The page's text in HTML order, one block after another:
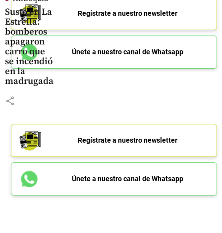
Susto en La
Estrella:
bomberos
apagaron
carro que
se incendió
en la
madrugada
share
Regístrate a nuestro newsletter
Únete a nuestro canal de Whatsapp
Regístrate a nuestro newsletter
Únete a nuestro canal de Whatsapp